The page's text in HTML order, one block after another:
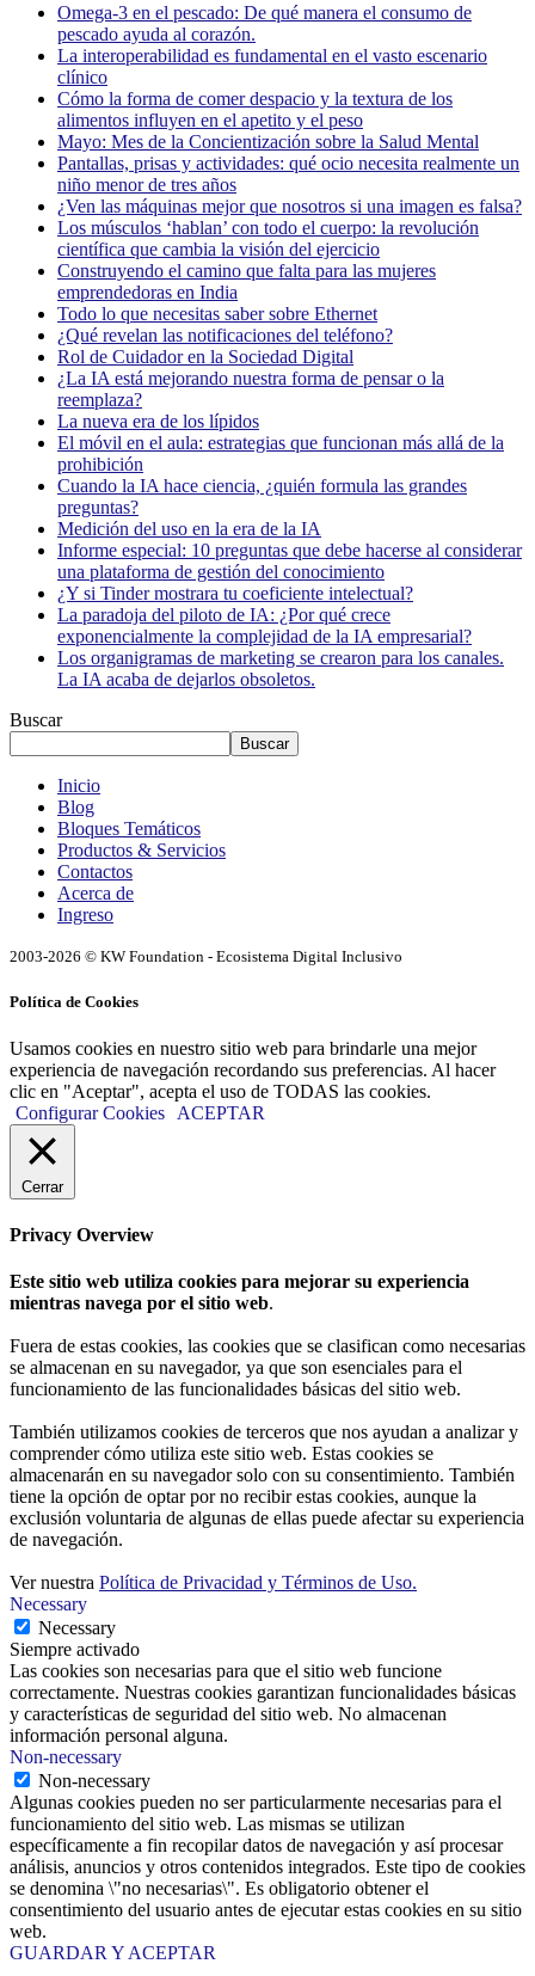
Omega-3 en el pescado: De qué manera el consumo de
pescado ayuda al corazón.
La interoperabilidad es fundamental en el vasto escenario
clínico
Cómo la forma de comer despacio y la textura de los
alimentos influyen en el apetito y el peso
Mayo: Mes de la Concientización sobre la Salud Mental
Pantallas, prisas y actividades: qué ocio necesita realmente un
niño menor de tres años
¿Ven las máquinas mejor que nosotros si una imagen es falsa?
Los músculos ‘hablan’ con todo el cuerpo: la revolución
científica que cambia la visión del ejercicio
Construyendo el camino que falta para las mujeres
emprendedoras en India
Todo lo que necesitas saber sobre Ethernet
¿Qué revelan las notificaciones del teléfono?
Rol de Cuidador en la Sociedad Digital
¿La IA está mejorando nuestra forma de pensar o la
reemplaza?
La nueva era de los lípidos
El móvil en el aula: estrategias que funcionan más allá de la
prohibición
Cuando la IA hace ciencia, ¿quién formula las grandes
preguntas?
Medición del uso en la era de la IA
Informe especial: 10 preguntas que debe hacerse al considerar
una plataforma de gestión del conocimiento
¿Y si Tinder mostrara tu coeficiente intelectual?
La paradoja del piloto de IA: ¿Por qué crece
exponencialmente la complejidad de la IA empresarial?
Los organigramas de marketing se crearon para los canales.
La IA acaba de dejarlos obsoletos.
Buscar
Buscar
Inicio
Blog
Bloques Temáticos
Productos & Servicios
Contactos
Acerca de
Ingreso
2003-2026 © KW Foundation - Ecosistema Digital Inclusivo
Política de Cookies
Usamos cookies en nuestro sitio web para brindarle una mejor
experiencia de navegación recordando sus preferencias. Al hacer
clic en "Aceptar", acepta el uso de TODAS las cookies.
Configurar Cookies
ACEPTAR
Cerrar
Privacy Overview
Este sitio web utiliza cookies para mejorar su experiencia
mientras navega por el sitio web.
Fuera de estas cookies, las cookies que se clasifican como necesarias
se almacenan en su navegador, ya que son esenciales para el
funcionamiento de las funcionalidades básicas del sitio web.
También utilizamos cookies de terceros que nos ayudan a analizar y
comprender cómo utiliza este sitio web. Estas cookies se
almacenarán en su navegador solo con su consentimiento. También
tiene la opción de optar por no recibir estas cookies, aunque la
exclusión voluntaria de algunas de ellas puede afectar su experiencia
de navegación.
Ver nuestra Política de Privacidad y Términos de Uso.
Necessary
Necessary
Siempre activado
Las cookies son necesarias para que el sitio web funcione
correctamente. Nuestras cookies garantizan funcionalidades básicas
y características de seguridad del sitio web. No almacenan
información personal alguna.
Non-necessary
Non-necessary
Algunas cookies pueden no ser particularmente necesarias para el
funcionamiento del sitio web. Las mismas se utilizan
específicamente a fin recopilar datos de navegación y así procesar
análisis, anuncios y otros contenidos integrados. Este tipo de cookies
se denomina \"no necesarias\". Es obligatorio obtener el
consentimiento del usuario antes de ejecutar estas cookies en su sitio
web.
GUARDAR Y ACEPTAR